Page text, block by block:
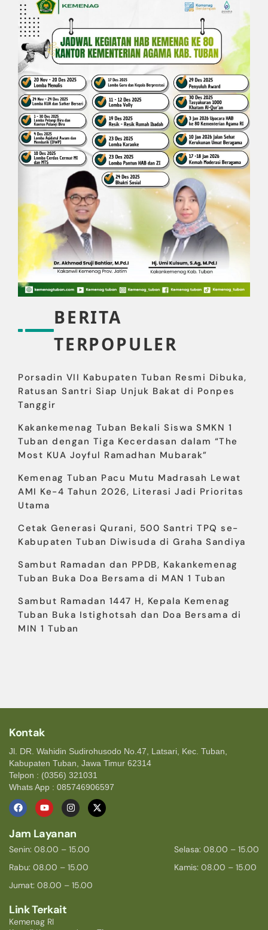
BERITA
TERPOPULER
Porsadin VII Kabupaten Tuban Resmi Dibuka,
Ratusan Santri Siap Unjuk Bakat di Ponpes
Tanggir
Kakankemenag Tuban Bekali Siswa SMKN 1
Tuban dengan Tiga Kecerdasan dalam “The
Most KUA Joyful Ramadhan Mubarak”
Kemenag Tuban Pacu Mutu Madrasah Lewat
AMI Ke-4 Tahun 2026, Literasi Jadi Prioritas
Utama
Cetak Generasi Qurani, 500 Santri TPQ se-
Kabupaten Tuban Diwisuda di Graha Sandiya
Sambut Ramadan dan PPDB, Kakankemenag
Tuban Buka Doa Bersama di MAN 1 Tuban
Sambut Ramadan 1447 H, Kepala Kemenag
Tuban Buka Istighotsah dan Doa Bersama di
MIN 1 Tuban
Kontak
Jl. DR. Wahidin Sudirohusodo No.47, Latsari, Kec. Tuban,
Kabupaten Tuban, Jawa Timur 62314
Telpon : (0356) 321031
Whats App : 085746906597
Jam Layanan
Senin: 08.00 – 15.00
Rabu: 08.00 – 15.00
Jumat: 08.00 – 15.00
Selasa: 08.00 – 15.00
Kamis: 08.00 – 15.00
Link Terkait
Kemenag RI